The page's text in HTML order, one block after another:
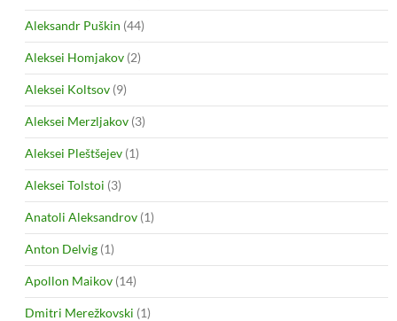
Aleksandr Puškin (44)
Aleksei Homjakov (2)
Aleksei Koltsov (9)
Aleksei Merzljakov (3)
Aleksei Pleštšejev (1)
Aleksei Tolstoi (3)
Anatoli Aleksandrov (1)
Anton Delvig (1)
Apollon Maikov (14)
Dmitri Merežkovski (1)